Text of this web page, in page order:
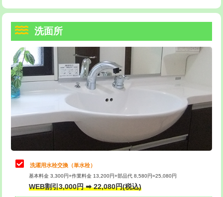
洗面台設置 38,500円
追加人工
廃棄・処分 現場見積
※給水管工事は20mmまでの価格です。
給水管工事※（保温材使用（バンド止
め込み）)
5,500円
給水管工事※（土の掘削・埋め戻し作
業)
11,000円
給水管工事※（塩ビ管（VP・HI）使
用/3ｍまで)
33,000円
給水管工事※（塩ビ管（VP・HI）使
用（追加）/3ｍ超え)
給水管工事※（ライニング鋼管・銅
管・ポリ管・HT管使用/3ｍまで)
44,000円
給水管工事※（ライニング鋼管・銅
管・ポリ管・HT管使用/3ｍ超え)
排水管工事（土の掘削・埋め戻し作
トーラー機使用/3mまで
追加トーラー機使用/3m超え +3,300円
カメラ調査 33,000円
桝清掃
止水・漏水調査・防水処理・清掃・修
理・調整・分解・加工など（軽作業）
11,000円
止水・漏水調査・防水処理・清掃・修
理・調整・分解・加工など（中作業）
22,000円
止水・漏水調査・防水処理・清掃・修
理・調整・分解・加工など（重作業）
33,000円
洗面所
洗濯用水栓交換（単水栓）
基本料金 3,300円+作業料金 13,200円+部品代 8,580円=25,080円
WEB割引3,000円 ➡ 22,080円(税込)